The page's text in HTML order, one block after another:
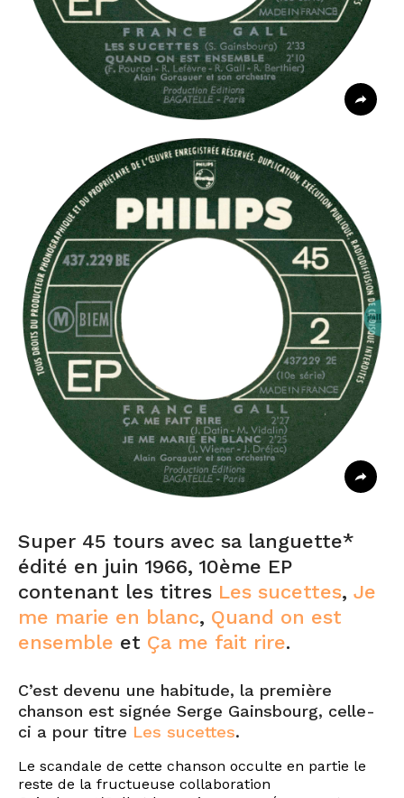
Super 45 tours avec sa languette*
édité en juin 1966, 10ème EP
contenant les titres Les sucettes, Je
me marie en blanc, Quand on est
ensemble et Ça me fait rire.
C’est devenu une habitude, la première
chanson est signée Serge Gainsbourg, celle-
ci a pour titre Les sucettes.
Le scandale de cette chanson occulte en partie le
reste de la fructueuse collaboration